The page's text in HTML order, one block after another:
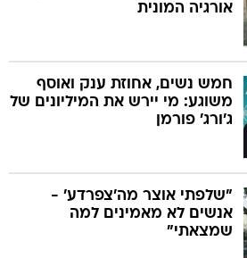
אורגיה המונית
חמש נשים, אחוזת ענק ואוסף
משוגע: מי יירש את המיליונים של
ג'ורג' פורמן
"שלפתי אוצר מה'צפרדע' -
אנשים לא מאמינים למה
שמצאתי"